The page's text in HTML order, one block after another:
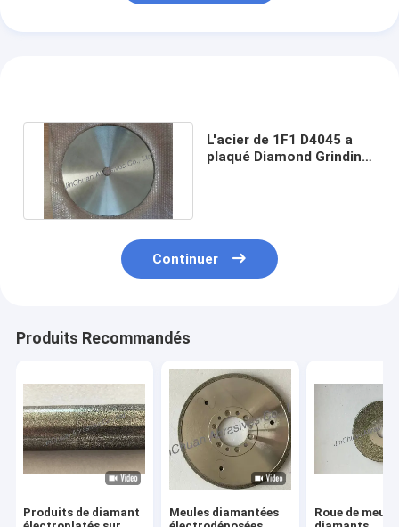
L'acier de 1F1 D4045 a
plaqué Diamond Grinding
Continuer
Produits Recommandés
Produits de diamant
Meules diamantées
Roue de